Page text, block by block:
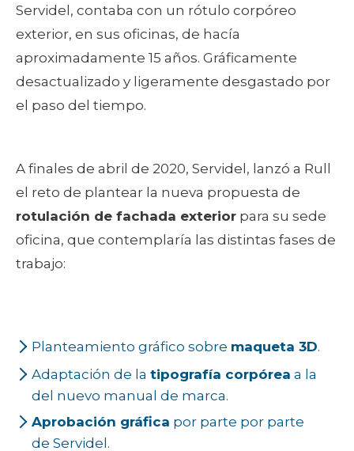
Servidel, contaba con un rótulo corpóreo
exterior, en sus oficinas, de hacía
aproximadamente 15 años. Gráficamente
desactualizado y ligeramente desgastado por
el paso del tiempo.
A finales de abril de 2020, Servidel, lanzó a Rull
el reto de plantear la nueva propuesta de
rotulación de fachada exterior para su sede
oficina, que contemplaría las distintas fases de
trabajo:
Planteamiento gráfico sobre maqueta 3D.
Adaptación de la tipografía corpórea a la
del nuevo manual de marca.
Aprobación gráfica por parte por parte
de Servidel.